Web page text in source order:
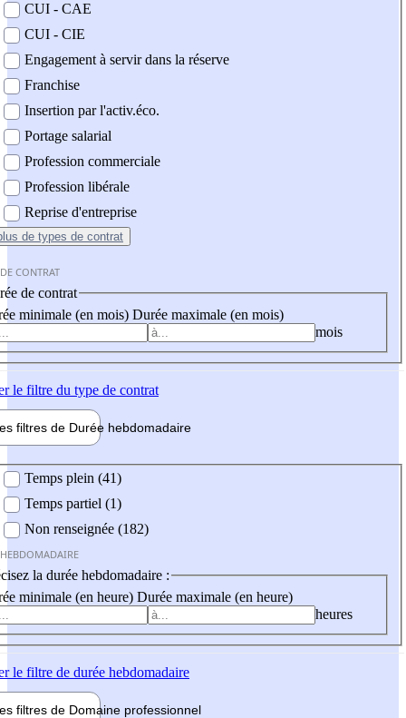
CUI - CAE
CUI - CIE
Engagement à servir dans la réserve
Franchise
Insertion par l'activ.éco.
Portage salarial
Profession commerciale
Profession libérale
Reprise d'entreprise
de types de contrat
CONTRAT
de contrat
minimale (en mois) Durée maximale (en mois)
mois
le filtre du type de contrat
filtres de Durée hebdomadaire
Temps plein (41)
Temps partiel (1)
Non renseignée (182)
la durée hebdomadaire :
minimale (en heure) Durée maximale (en heure)
heures
le filtre de durée hebdomadaire
filtres de Domaine professionnel